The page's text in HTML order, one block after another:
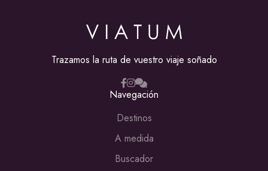
Trazamos la ruta de vuestro viaje soñado
Navegación
Destinos
A medida
Buscador